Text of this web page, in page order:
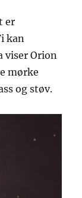
er
kan
viser Orion
mørke
og støv.